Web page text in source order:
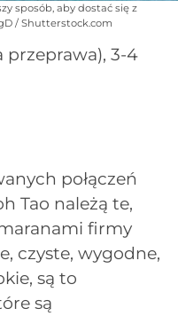
sposób, aby dostać się z
/ Shutterstock.com
przeprawa), 3-4
połączeń
Tao należą te,
firmy
czyste, wygodne,
są to
są